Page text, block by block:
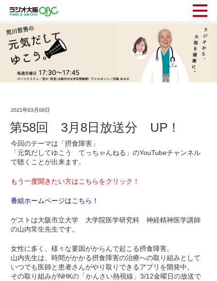
2021年03月08日
第58回 3月8日放送分 UP！
今回のテーマは「摂食障害」
「元気だしてゆこう てっちゃんねる」のYouTubeチャンネル
で聴くことが出来ます。
もう一度聞きたい方はこちらをクリック！
番組ホームページはこちら！
ゲストは大阪市立大学 大学院医学研究科 神経精神医学講師
の山内常生先生です。
女性に多く、様々な要因がからんで起こる摂食障害。
山内先生は、時間がかかる摂食障害の治療への取り組みとして
いつでも医師と患者さんがやり取りできるアプリを開発中。
その取り組みがNHKの「かんさい熱視線」3/12金曜日の放送で